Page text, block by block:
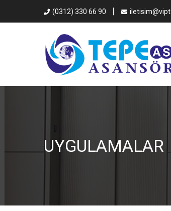
(0312) 330 66 90
UYGULAMALAR